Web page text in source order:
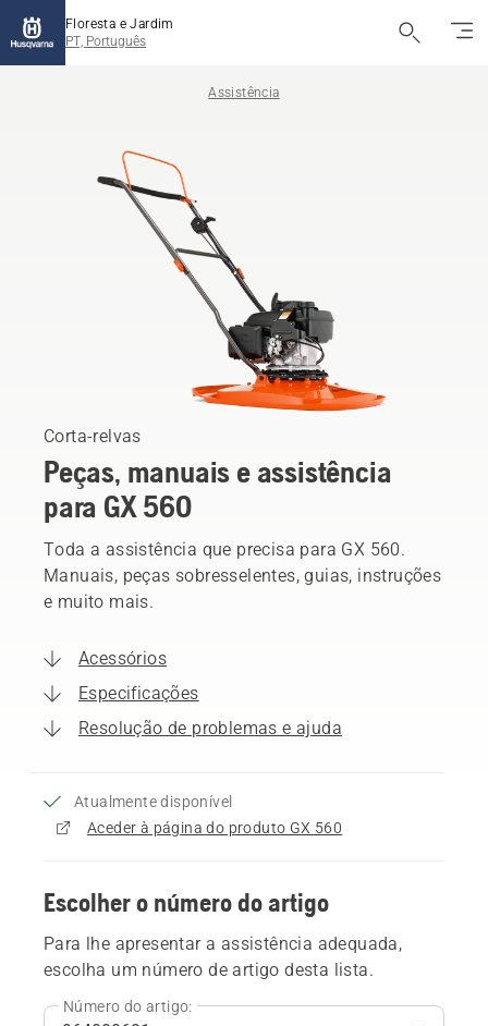
Floresta e Jardim
PT, Português
Assistência
Corta-relvas
Peças, manuais e assistência
para GX 560
Toda a assistência que precisa para GX 560.
Manuais, peças sobresselentes, guias, instruções
e muito mais.
Acessórios
Especificações
Resolução de problemas e ajuda
Atualmente disponível
Aceder à página do produto GX 560
Escolher o número do artigo
Para lhe apresentar a assistência adequada,
escolha um número de artigo desta lista.
Número do artigo: